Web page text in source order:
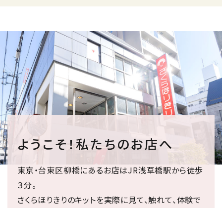
ようこそ！私たちのお店へ
東京・台東区柳橋にあるお店はJR浅草橋駅から徒歩
３分。
さくらほりきりのキットを実際に見て、触れて、体験で